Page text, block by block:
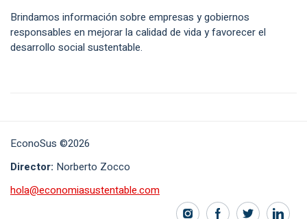
Brindamos información sobre empresas y gobiernos
responsables en mejorar la calidad de vida y favorecer el
desarrollo social sustentable.
EconoSus ©2026
Director: Norberto Zocco
hola@economiasustentable.com